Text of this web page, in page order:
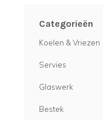
Categorieën
Koelen & Vriezen
Servies
Glaswerk
Bestek